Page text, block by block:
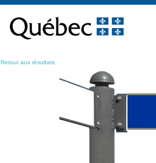
contenu
Retour aux résultats